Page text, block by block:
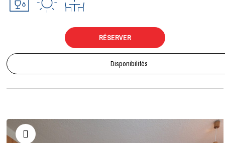
RÉSERVER
Disponibilités